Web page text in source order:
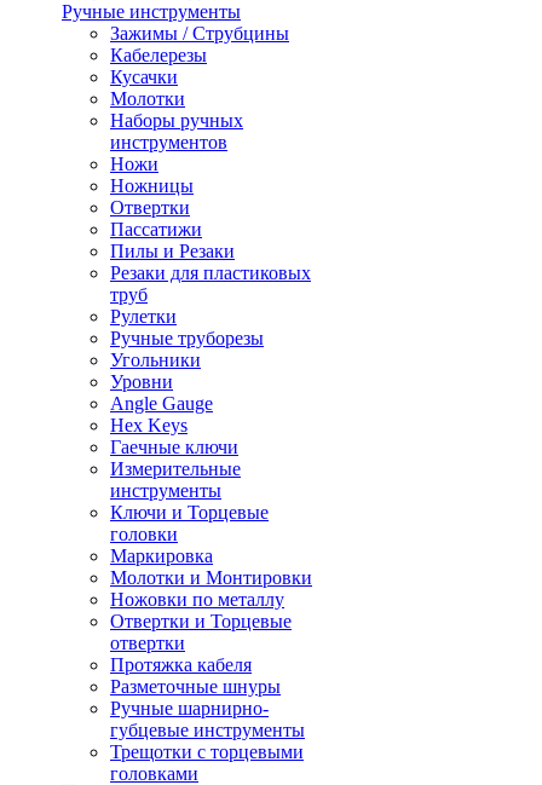
Ручные инструменты
Зажимы / Струбцины
Кабелерезы
Кусачки
Молотки
Наборы ручных
инструментов
Ножи
Ножницы
Отвертки
Пассатижи
Пилы и Резаки
Резаки для пластиковых
труб
Рулетки
Ручные труборезы
Угольники
Уровни
Angle Gauge
Hex Keys
Гаечные ключи
Измерительные
инструменты
Ключи и Торцевые
головки
Маркировка
Молотки и Монтировки
Ножовки по металлу
Отвертки и Торцевые
отвертки
Протяжка кабеля
Разметочные шнуры
Ручные шарнирно-
губцевые инструменты
Трещотки с торцевыми
головками